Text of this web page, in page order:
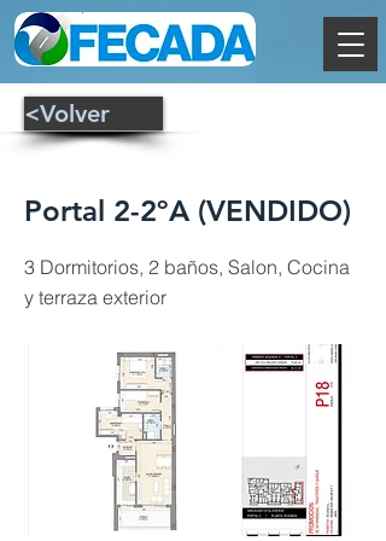
<Volver
Portal 2-2ºA (VENDIDO)
3 Dormitorios, 2 baños, Salon, Cocina
y terraza exterior